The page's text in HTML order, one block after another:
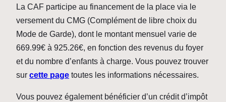
La CAF participe au financement de la place via le
versement du CMG (Complément de libre choix du
Mode de Garde), dont le montant mensuel varie de
669.99€ à 925.26€, en fonction des revenus du foyer
et du nombre d’enfants à charge. Vous pouvez trouver
sur cette page toutes les informations nécessaires.
Vous pouvez également bénéficier d’un crédit d’impôt